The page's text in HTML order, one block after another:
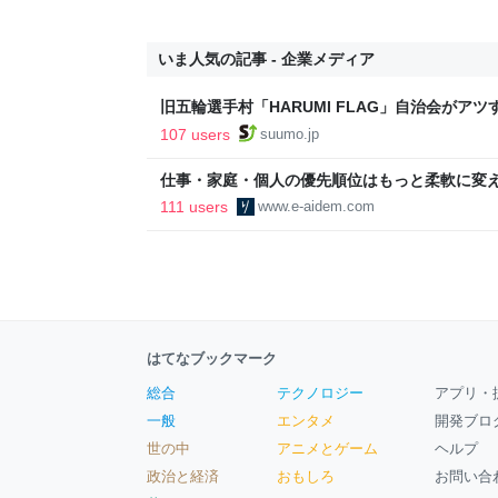
いま人気の記事 - 企業メディア
旧五輪選手村「HARUMI FLAG」自治会がアツ
ルで挑む、盆踊り2万人集客や交通改善など“
107 users suumo.jp
仕事・家庭・個人の優先順位はもっと柔軟に変
後の自分に伝えたいこと - りっすん by イーア
111 users www.e-aidem.com
はてなブックマーク
総合
一般
世の中
政治と経済
テクノロジー
エンタメ
アニメとゲーム
おもしろ
アプリ・
開発ブロ
ヘルプ
お問い合